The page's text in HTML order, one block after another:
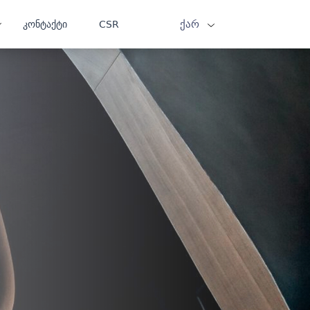
კონტაქტი CSR ქარ